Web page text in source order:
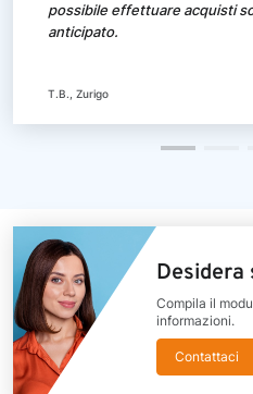
possibile effettuare acquisti
anticipato.
T.B., Zurigo
Desidera
Compila il
informazioni.
Contattaci